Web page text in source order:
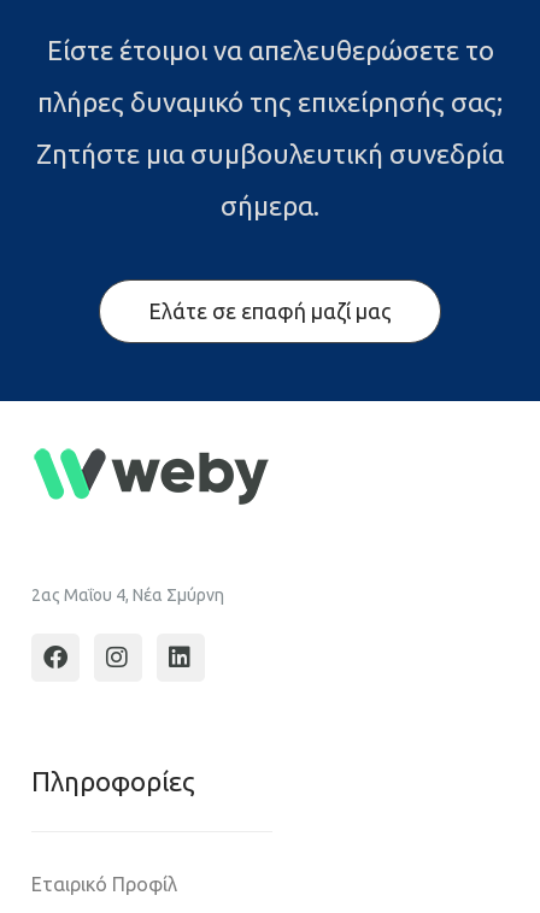
Είστε έτοιμοι να απελευθερώσετε το
πλήρες δυναμικό της επιχείρησής σας;
Ζητήστε μια συμβουλευτική συνεδρία
σήμερα.
Ελάτε σε επαφή μαζί μας
2ας Μαΐου 4, Νέα Σμύρνη
Πληροφoρίες
Εταιρικό Προφίλ